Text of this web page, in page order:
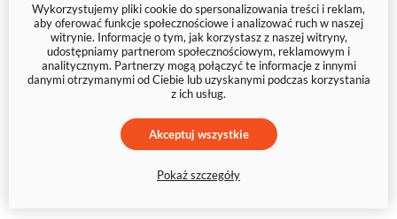
atrakcyjnie także z bliska.
Opinie o produkcie
Wykorzystujemy pliki cookie do spersonalizowania treści i reklam,
aby oferować funkcje społecznościowe i analizować ruch w naszej
witrynie. Informacje o tym, jak korzystasz z naszej witryny,
udostępniamy partnerom społecznościowym, reklamowym i
analitycznym. Partnerzy mogą połączyć te informacje z innymi
danymi otrzymanymi od Ciebie lub uzyskanymi podczas korzystania
z ich usług.
Akceptuj wszystkie
Pokaż szczegóły